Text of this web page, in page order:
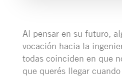
Al pensar en su futuro,
vocación hacia la
todas coinciden en que
que querés llegar